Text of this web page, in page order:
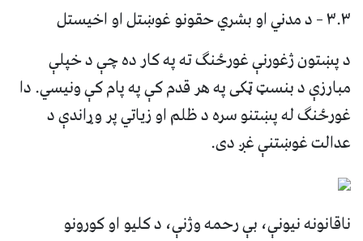
۳.۳ – د مدني او بشري حقونو غوښتل او اخیستل
د پښتون ژغورنې غورځنګ ته په کار ده چې د خپلې
مبارزې د بنسټ ټکی په هر قدم کې په پام کې ونیسي. دا
غورځنګ له پښتنو سره د ظلم او زیاتي پر وړاندې د
عدالت غوښتنې غږ دی.
ناقانونه نیونې، بې رحمه وژنې، د کلیو او کورونو